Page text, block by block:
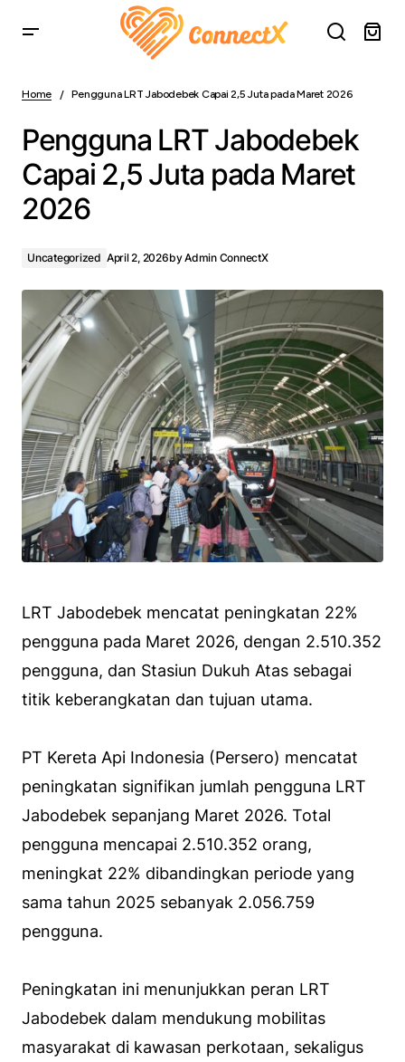
2026
Home Pengguna LRT Jabodebek Capai 2,5 Juta pada Maret 2026
Pengguna LRT Jabodebek
Capai 2,5 Juta pada Maret
2026
Uncategorized April 2, 2026byAdmin ConnectX
LRT Jabodebek mencatat peningkatan 22%
pengguna pada Maret 2026, dengan 2.510.352
pengguna, dan Stasiun Dukuh Atas sebagai
titik keberangkatan dan tujuan utama.
PT Kereta Api Indonesia (Persero) mencatat
peningkatan signifikan jumlah pengguna LRT
Jabodebek sepanjang Maret 2026. Total
pengguna mencapai 2.510.352 orang,
meningkat 22% dibandingkan periode yang
sama tahun 2025 sebanyak 2.056.759
pengguna.
Peningkatan ini menunjukkan peran LRT
Jabodebek dalam mendukung mobilitas
masyarakat di kawasan perkotaan, sekaligus